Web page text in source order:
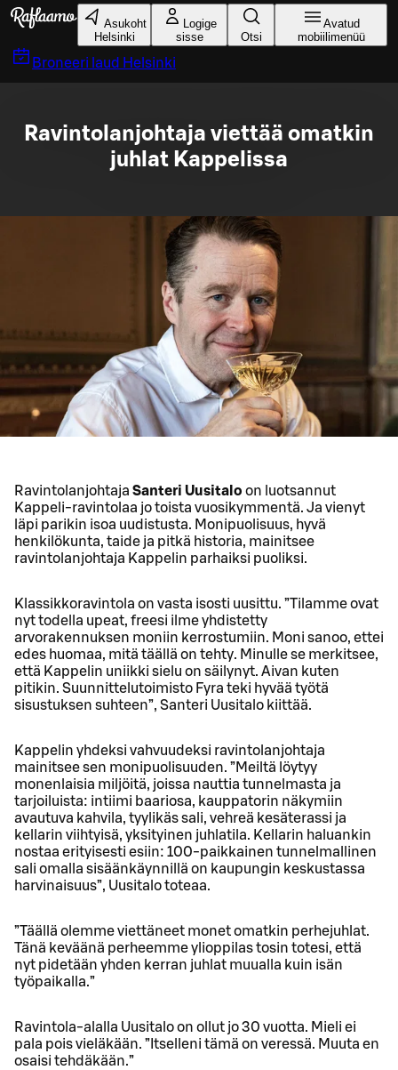
Liigu peamise sisu juurde
Asukoht
Helsinki
Logige
sisse
Otsi
Avatud
mobiilimenüü
Broneeri laud Helsinki
Ravintolanjohtaja viettää omatkin
juhlat Kappelissa
Ravintolanjohtaja Santeri Uusitalo on luotsannut
Kappeli-ravintolaa jo toista vuosikymmentä. Ja vienyt
läpi parikin isoa uudistusta. Monipuolisuus, hyvä
henkilökunta, taide ja pitkä historia, mainitsee
ravintolanjohtaja Kappelin parhaiksi puoliksi.
Klassikkoravintola on vasta isosti uusittu. ”Tilamme ovat
nyt todella upeat, freesi ilme yhdistetty
arvorakennuksen moniin kerrostumiin. Moni sanoo, ettei
edes huomaa, mitä täällä on tehty. Minulle se merkitsee,
että Kappelin uniikki sielu on säilynyt. Aivan kuten
pitikin. Suunnittelutoimisto Fyra teki hyvää työtä
sisustuksen suhteen”, Santeri Uusitalo kiittää.
Kappelin yhdeksi vahvuudeksi ravintolanjohtaja
mainitsee sen monipuolisuuden. ”Meiltä löytyy
monenlaisia miljöitä, joissa nauttia tunnelmasta ja
tarjoiluista: intiimi baariosa, kauppatorin näkymiin
avautuva kahvila, tyylikäs sali, vehreä kesäterassi ja
kellarin viihtyisä, yksityinen juhlatila. Kellarin haluankin
nostaa erityisesti esiin: 100-paikkainen tunnelmallinen
sali omalla sisäänkäynnillä on kaupungin keskustassa
harvinaisuus”, Uusitalo toteaa.
”Täällä olemme viettäneet monet omatkin perhejuhlat.
Tänä keväänä perheemme ylioppilas tosin totesi, että
nyt pidetään yhden kerran juhlat muualla kuin isän
työpaikalla.”
Ravintola-alalla Uusitalo on ollut jo 30 vuotta. Mieli ei
pala pois vieläkään. ”Itselleni tämä on veressä. Muuta en
osaisi tehdäkään.”